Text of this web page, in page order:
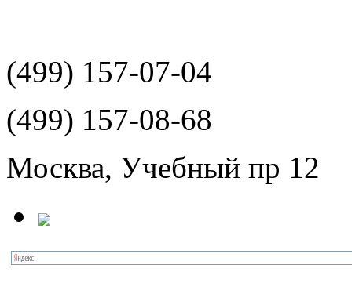
(499) 157-07-04
(499) 157-08-68
Москва, Учебный пр 12